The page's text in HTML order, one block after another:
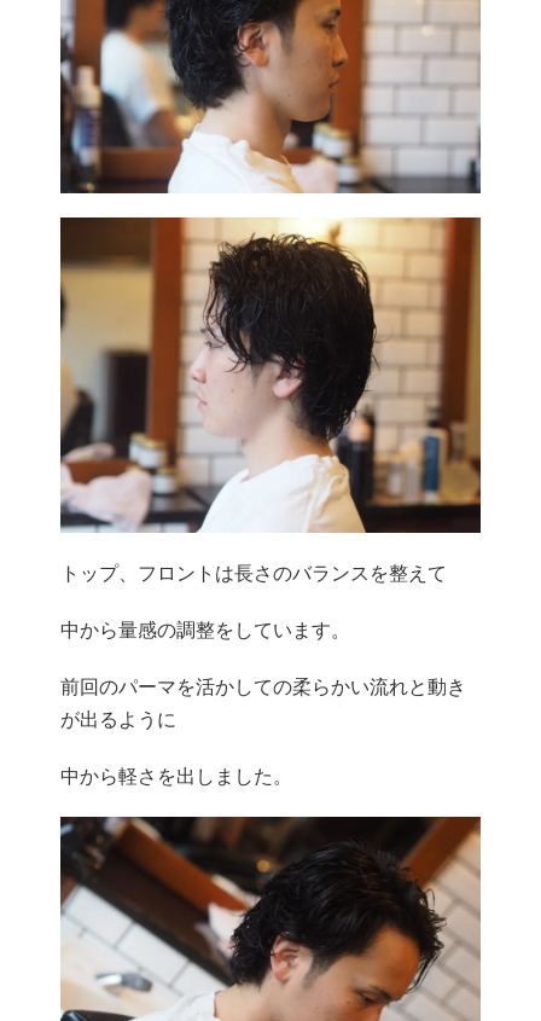
トップ、フロントは長さのバランスを整えて
中から量感の調整をしています。
前回のパーマを活かしての柔らかい流れと動き
が出るように
中から軽さを出しました。